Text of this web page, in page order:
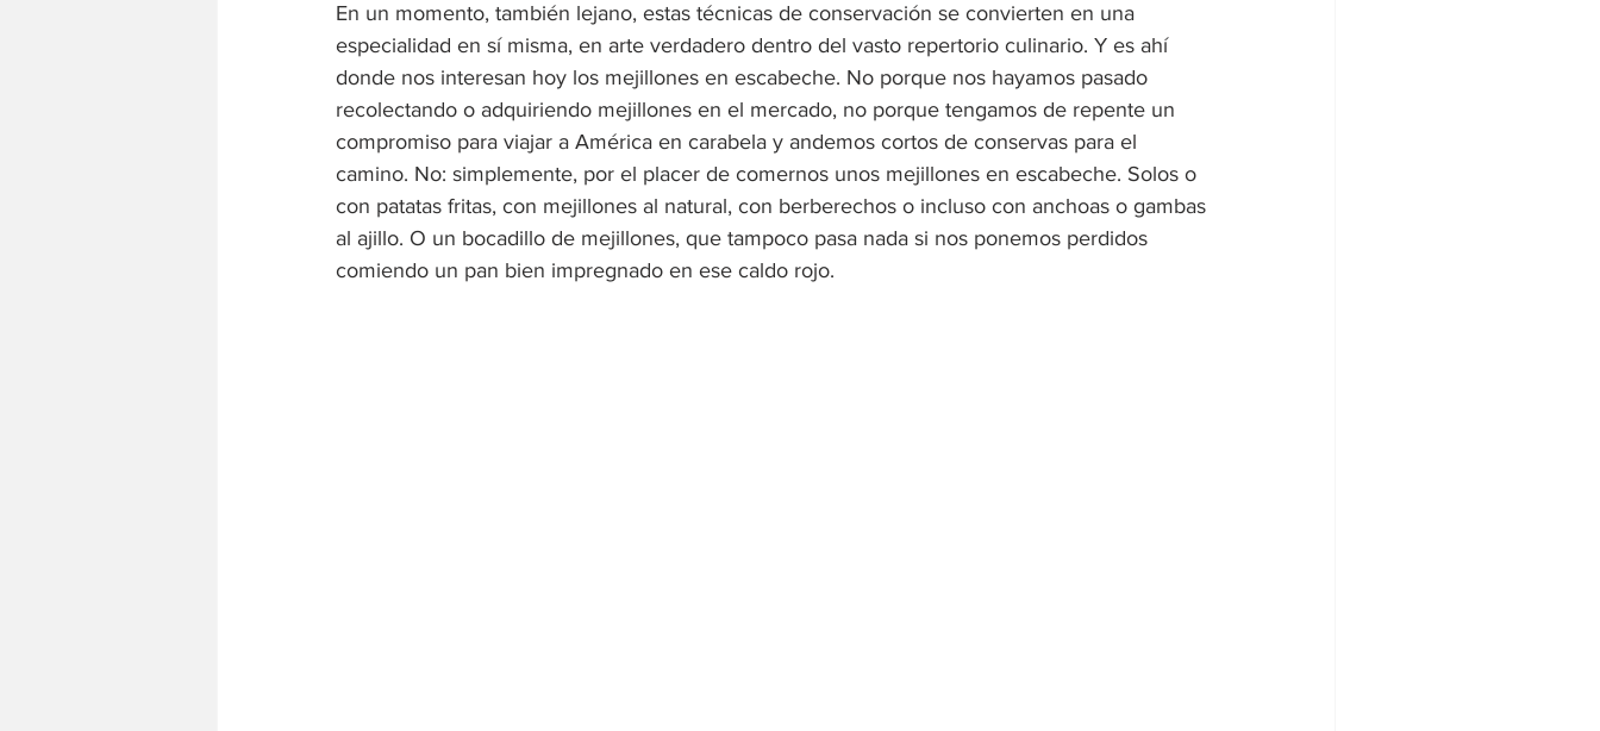
En un momento, también lejano, estas técnicas de conservación se convierten en una
especialidad en sí misma, en arte verdadero dentro del vasto repertorio culinario. Y es ahí
donde nos interesan hoy los mejillones en escabeche. No porque nos hayamos pasado
recolectando o adquiriendo mejillones en el mercado, no porque tengamos de repente un
compromiso para viajar a América en carabela y andemos cortos de conservas para el
camino. No: simplemente, por el placer de comernos unos mejillones en escabeche. Solos o
con patatas fritas, con mejillones al natural, con berberechos o incluso con anchoas o gambas
al ajillo. O un bocadillo de mejillones, que tampoco pasa nada si nos ponemos perdidos
comiendo un pan bien impregnado en ese caldo rojo.